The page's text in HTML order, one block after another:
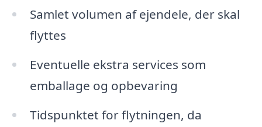
Samlet volumen af ejendele, der skal
flyttes
Eventuelle ekstra services som
emballage og opbevaring
Tidspunktet for flytningen, da